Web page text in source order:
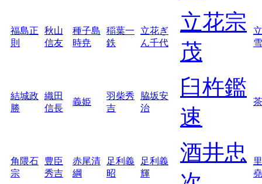
福島正
則
秋山
信友
種子島
時尭
稲葉一
鉄
立花ぎ
ん千代
立花宗
茂
雪
結城政
勝
織田
信長
義姫
羽柴秀
吉
脇坂安
治
臼杵鑑
速
角隈石
宗
豊臣
秀吉
赤尾清
綱
足利義
昭
足利義
輝
酒井忠
堯